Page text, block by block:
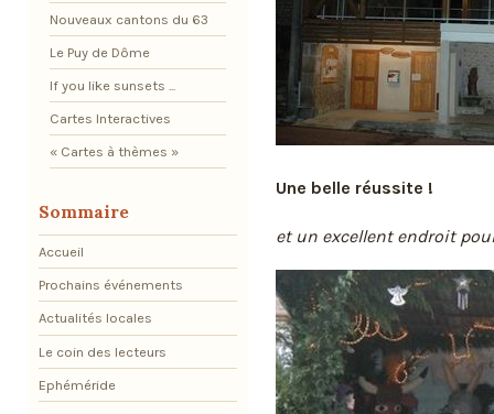
Une belle réussite !
et un excellent endroit
Nouveaux cantons du 63
Le Puy de Dôme
If you like sunsets ...
Cartes Interactives
« Cartes à thèmes »
Sommaire
Accueil
Prochains événements
Actualités locales
Le coin des lecteurs
Ephéméride